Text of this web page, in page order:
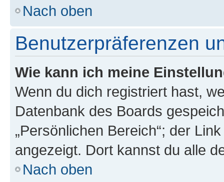
Nach oben
Benutzerpräferenzen
Wie kann ich meine
Wenn du dich registriert hast,
Datenbank des Boards
„Persönlichen Bereich“; der
angezeigt. Dort kannst du alle
Nach oben